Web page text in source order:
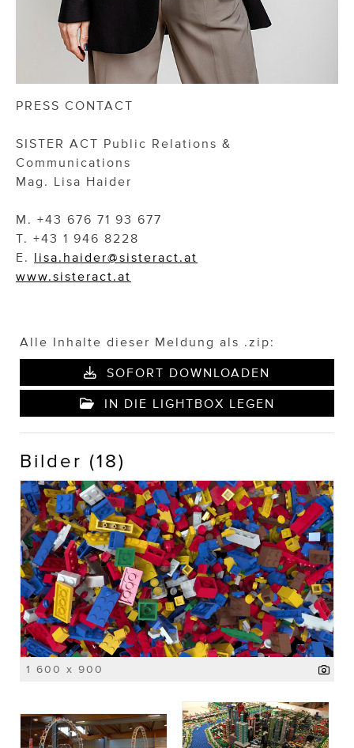
PRESS CONTACT
SISTER ACT Public Relations &
Communications
Mag. Lisa Haider
M. +43 676 71 93 677
T. +43 1 946 8228
E. lisa.haider@sisteract.at
www.sisteract.at
Alle Inhalte dieser Meldung als .zip:
SOFORT DOWNLOADEN
IN DIE LIGHTBOX LEGEN
Bilder (18)
1 600 x 900